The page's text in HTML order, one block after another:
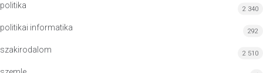
politika 2 340
politikai informatika 292
szakirodalom 2 510